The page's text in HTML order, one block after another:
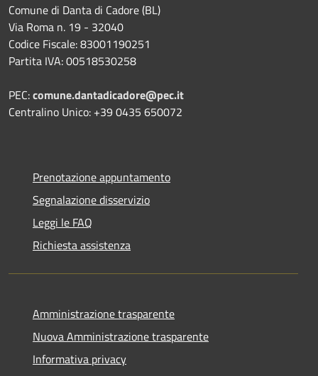
Comune di Danta di Cadore (BL)
Via Roma n. 19 - 32040
Codice Fiscale: 83001190251
Partita IVA: 00518530258
PEC:comune.dantadicadore@pec.it
Centralino Unico: +39 0435 650072
Prenotazione appuntamento
Segnalazione disservizio
Leggi le FAQ
Richiesta assistenza
Amministrazione trasparente
Nuova Amministrazione trasparente
Informativa privacy